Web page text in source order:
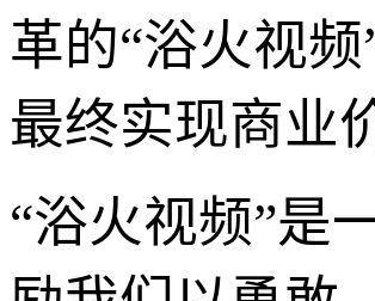
革的“浴火视
最终实现商业
“浴火视频”是